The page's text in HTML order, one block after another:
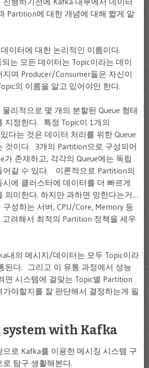
Partition에 대한 개념에 대해 짧게 알
이터에 대한 논리적인 이름이다.
는 모든 데이터는 Topic이라는 데이
며 Producer/Consumer들은 자신이
의 이름을 알고 있어야만 한다.
리적으로 몇 개의 분할된 Queue 형태
지정한다. 특정 Topic이 1개의
다는 것은 데이터 처리를 위한 Queue
것이다. 3개의 Partition으로 구성되어
가 존재하고, 각각의 Queue에는 독립
어갈 수 있다. 이론적으로 Partition의
에 클러스터에 데이터를 더 빠르게
의미한다. 하지만 과하면 망한다는거…
성하는 서버, CPU/Core, Memory 등
고려해서 최적의 Partition 정책을 세우
내의 메시지/데이터는 모두 Topic이라
된다. 그리고 이 유통 과정에서 성능
면 시스템에 걸맞는 Topic별 Partition
야할지를 잘 판단해서 결정하는게 필
system with Kafka
로 Kafka를 이용한 메시징 시스템 구
탐구 생활해본다.